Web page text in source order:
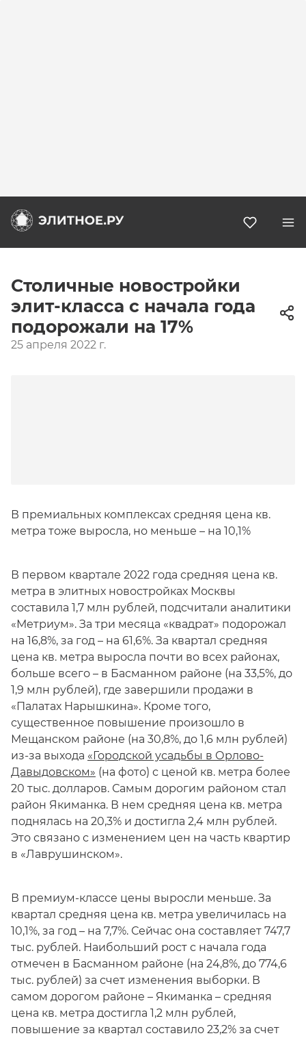
Столичные новостройки
элит-класса с начала года
подорожали на 17%
25 апреля 2022 г.
В премиальных комплексах средняя цена кв.
метра тоже выросла, но меньше – на 10,1%
В первом квартале 2022 года средняя цена кв.
метра в элитных новостройках Москвы
составила 1,7 млн рублей, подсчитали аналитики
«Метриум». За три месяца «квадрат» подорожал
на 16,8%, за год – на 61,6%. За квартал средняя
цена кв. метра выросла почти во всех районах,
больше всего – в Басманном районе (на 33,5%, до
1,9 млн рублей), где завершили продажи в
«Палатах Нарышкина». Кроме того,
существенное повышение произошло в
Мещанском районе (на 30,8%, до 1,6 млн рублей)
из-за выхода «Городской усадьбы в Орлово-
Давыдовском» (на фото) с ценой кв. метра более
20 тыс. долларов. Самым дорогим районом стал
район Якиманка. В нем средняя цена кв. метра
поднялась на 20,3% и достигла 2,4 млн рублей.
Это связано с изменением цен на часть квартир
в «Лаврушинском».
В премиум-классе цены выросли меньше. За
квартал средняя цена кв. метра увеличилась на
10,1%, за год – на 7,7%. Сейчас она составляет 747,7
тыс. рублей. Наибольший рост с начала года
отмечен в Басманном районе (на 24,8%, до 774,6
тыс. рублей) за счет изменения выборки. В
самом дорогом районе – Якиманка – средняя
цена кв. метра достигла 1,2 млн рублей,
повышение за квартал составило 23,2% за счет